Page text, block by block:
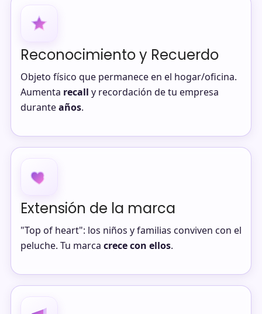
Reconocimiento y Recuerdo
Objeto físico que permanece en el hogar/oficina.
Aumenta recall y recordación de tu empresa
duranteaños.
Extensión de la marca
"Top of heart": los niños y familias conviven con el
peluche. Tu marca crece con ellos.